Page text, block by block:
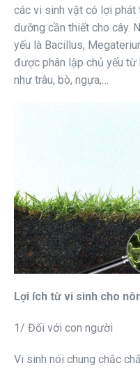
các vi sinh vật có lợi phát
dưỡng cần thiết cho cây.
yếu là Bacillus,
được phân lập chủ yếu
như trâu, bò, ngựa,…
Lợi ích từ vi sinh cho
1/ Đối với con người
Vi sinh nói chung chắc